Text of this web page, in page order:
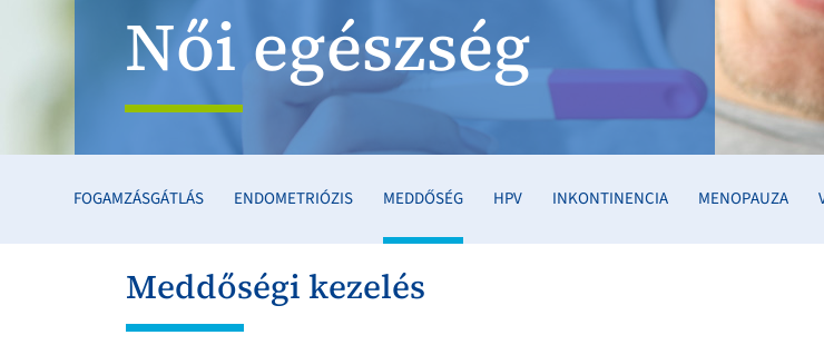
Női egészség
FOGAMZÁSGÁTLÁS ENDOMETRIÓZIS MEDDŐSÉG HPV INKONTINENCIA MENOPAUZA
Meddőségi kezelés